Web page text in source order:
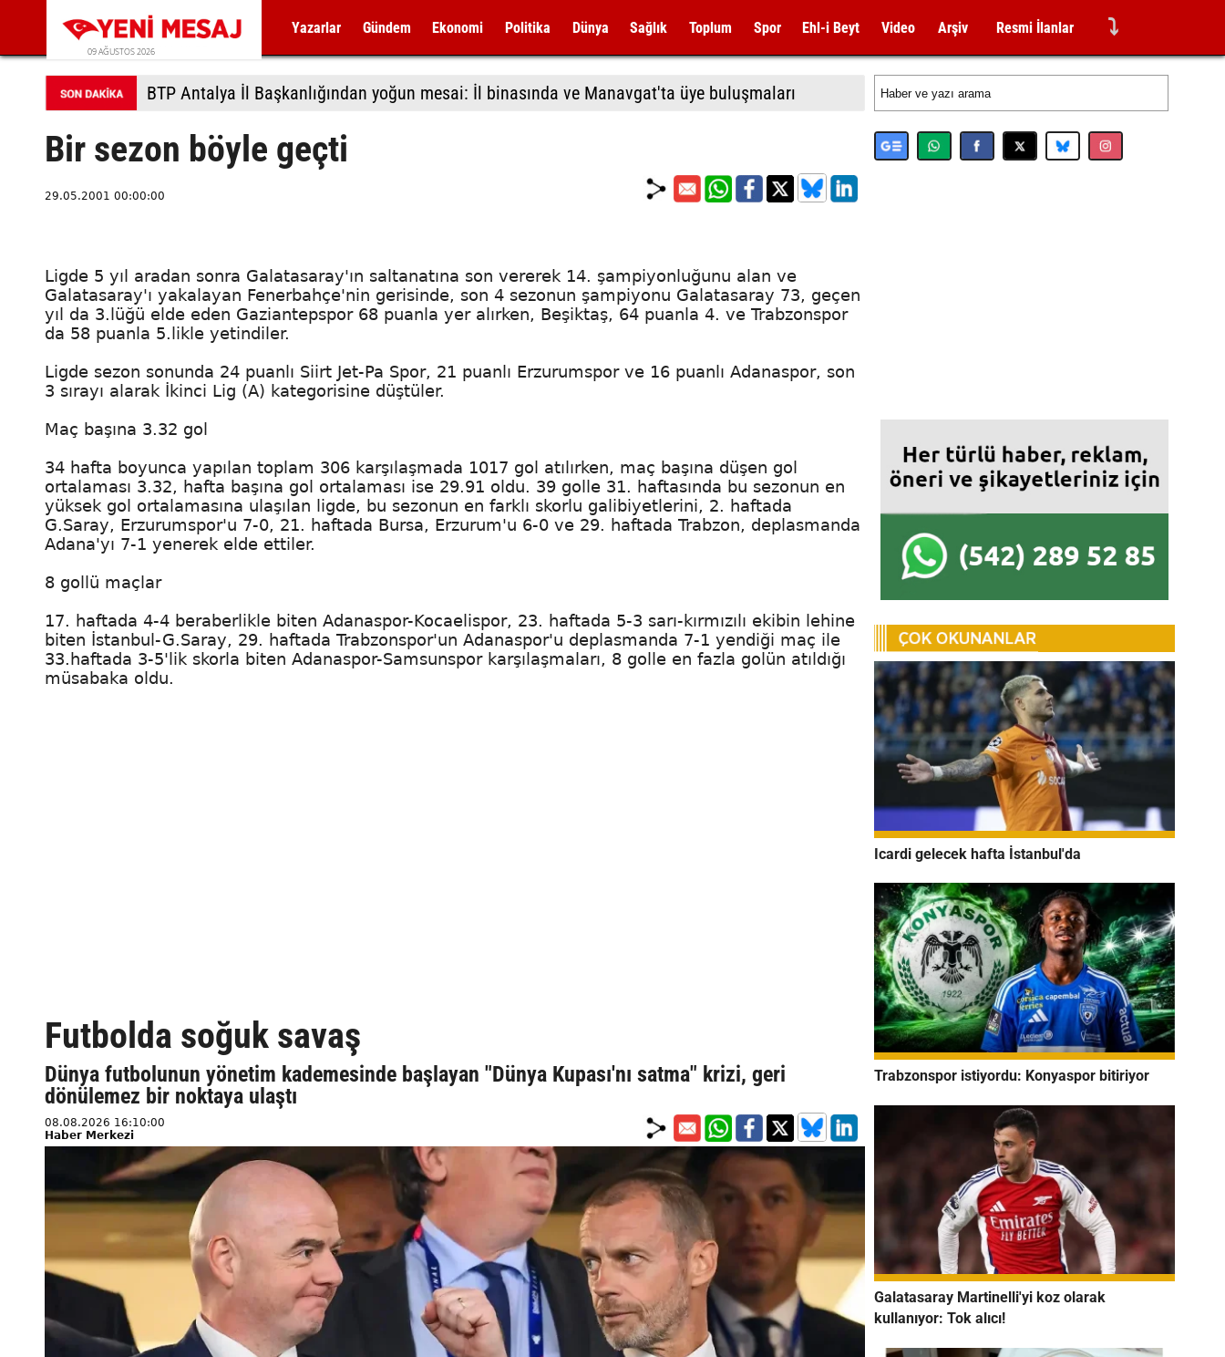
09 AĞUSTOS 2026
Yazarlar Gündem Ekonomi Politika Dünya Sağlık Toplum Spor Ehl-i Beyt Video Arşiv Resmi İlanlar ⤵
BTP Antalya İl Başkanlığından yoğun mesai: İl binasında ve Manavgat'ta üye buluşmaları
Bir sezon böyle geçti
29.05.2001 00:00:00
Ligde 5 yıl aradan sonra Galatasaray'ın saltanatına son vererek 14. şampiyonluğunu alan ve
Galatasaray'ı yakalayan Fenerbahçe'nin gerisinde, son 4 sezonun şampiyonu Galatasaray 73, geçen
yıl da 3.lüğü elde eden Gaziantepspor 68 puanla yer alırken, Beşiktaş, 64 puanla 4. ve Trabzonspor
da 58 puanla 5.likle yetindiler.
Ligde sezon sonunda 24 puanlı Siirt Jet-Pa Spor, 21 puanlı Erzurumspor ve 16 puanlı Adanaspor, son
3 sırayı alarak İkinci Lig (A) kategorisine düştüler.
Maç başına 3.32 gol
34 hafta boyunca yapılan toplam 306 karşılaşmada 1017 gol atılırken, maç başına düşen gol
ortalaması 3.32, hafta başına gol ortalaması ise 29.91 oldu. 39 golle 31. haftasında bu sezonun en
yüksek gol ortalamasına ulaşılan ligde, bu sezonun en farklı skorlu galibiyetlerini, 2. haftada
G.Saray, Erzurumspor'u 7-0, 21. haftada Bursa, Erzurum'u 6-0 ve 29. haftada Trabzon, deplasmanda
Adana'yı 7-1 yenerek elde ettiler.
8 gollü maçlar
17. haftada 4-4 beraberlikle biten Adanaspor-Kocaelispor, 23. haftada 5-3 sarı-kırmızılı ekibin lehine
biten İstanbul-G.Saray, 29. haftada Trabzonspor'un Adanaspor'u deplasmanda 7-1 yendiği maç ile
33.haftada 3-5'lik skorla biten Adanaspor-Samsunspor karşılaşmaları, 8 golle en fazla golün atıldığı
müsabaka oldu.
Futbolda soğuk savaş
Dünya futbolunun yönetim kademesinde başlayan "Dünya Kupası'nı satma" krizi, geri
dönülemez bir noktaya ulaştı
08.08.2026 16:10:00
Haber Merkezi
Icardi gelecek hafta İstanbul'da
Trabzonspor istiyordu: Konyaspor bitiriyor
Galatasaray Martinelli'yi koz olarak
kullanıyor: Tok alıcı!